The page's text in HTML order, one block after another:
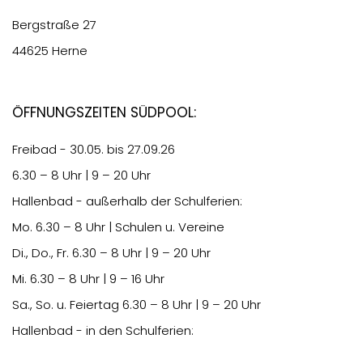
Bergstraße 27
44625 Herne
Öffnungszeiten Südpool:
Freibad - 30.05. bis 27.09.26
6.30 – 8 Uhr | 9 – 20 Uhr
Hallenbad - außerhalb der Schulferien:
Mo. 6.30 – 8 Uhr | Schulen u. Vereine
Di., Do., Fr. 6.30 – 8 Uhr | 9 – 20 Uhr
Mi. 6.30 – 8 Uhr | 9 – 16 Uhr
Sa., So. u. Feiertag 6.30 – 8 Uhr | 9 – 20 Uhr
Hallenbad - in den Schulferien: